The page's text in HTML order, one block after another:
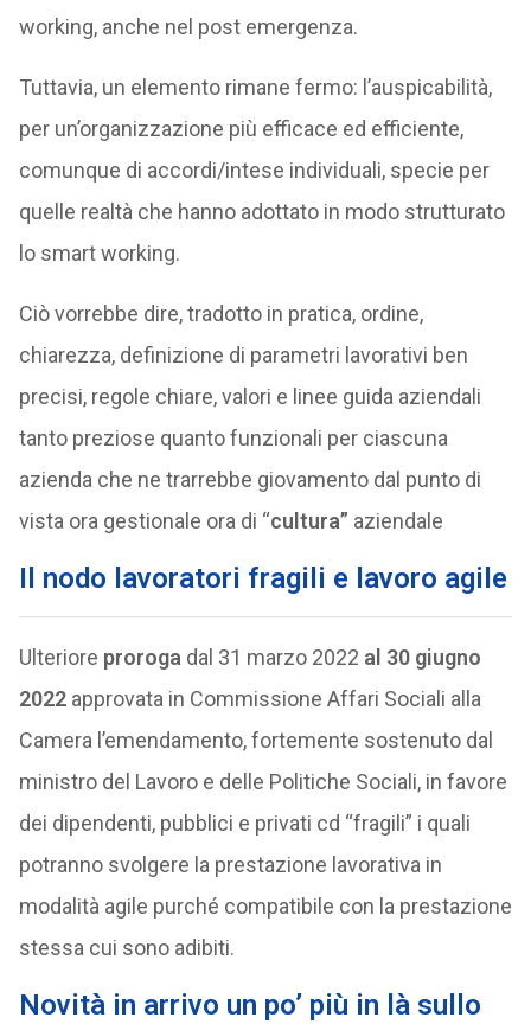
working, anche nel post emergenza.
Tuttavia, un elemento rimane fermo: l’auspicabilità,
per un’organizzazione più efficace ed efficiente,
comunque di accordi/intese individuali, specie per
quelle realtà che hanno adottato in modo strutturato
lo smart working.
Ciò vorrebbe dire, tradotto in pratica, ordine,
chiarezza, definizione di parametri lavorativi ben
precisi, regole chiare, valori e linee guida aziendali
tanto preziose quanto funzionali per ciascuna
azienda che ne trarrebbe giovamento dal punto di
vista ora gestionale ora di “cultura” aziendale
Il nodo lavoratori fragili e lavoro agile
Ulteriore proroga dal 31 marzo 2022 al 30 giugno
2022approvata in Commissione Affari Sociali alla
Camera l’emendamento, fortemente sostenuto dal
ministro del Lavoro e delle Politiche Sociali, in favore
dei dipendenti, pubblici e privati cd “fragili” i quali
potranno svolgere la prestazione lavorativa in
modalità agile purché compatibile con la prestazione
stessa cui sono adibiti.
Novità in arrivo un po’ più in là sullo